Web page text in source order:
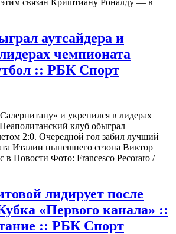
связан Криштиану Роналду — в
аутсайдера и
чемпионата
:: РБК Спорт
и укрепился в лидерах
клуб обыграл
2:0. Очередной гол забил лучший
Италии нынешнего сезона Виктор
в Новости Фото: Francesco Pecoraro /
лидирует после
«Первого канала» ::
:: РБК Спорт